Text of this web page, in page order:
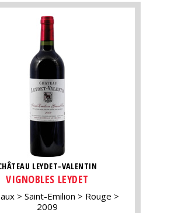
LEYDET-VALENTIN
VIGNOBLES LEYDET
Saint-Emilion
Rouge
2009